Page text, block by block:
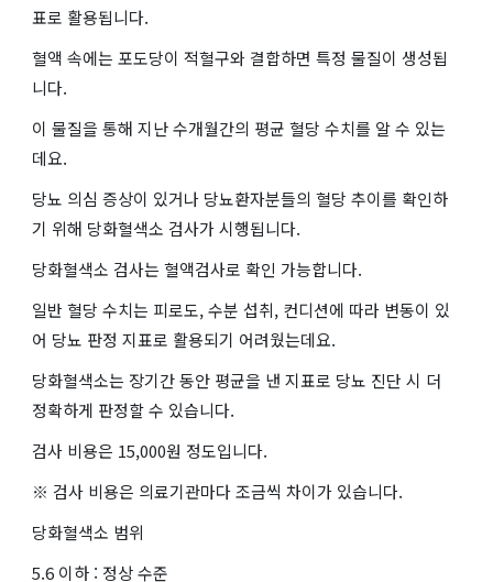
표로 활용됩니다.
혈액 속에는 포도당이 적혈구와 결합하면 특정 물질이 생성됩
니다.
이 물질을 통해 지난 수개월간의 평균 혈당 수치를 알 수 있는
데요.
당뇨 의심 증상이 있거나 당뇨환자분들의 혈당 추이를 확인하
기 위해 당화혈색소 검사가 시행됩니다.
당화혈색소 검사는 혈액검사로 확인 가능합니다.
일반 혈당 수치는 피로도, 수분 섭취, 컨디션에 따라 변동이 있
어 당뇨 판정 지표로 활용되기 어려웠는데요.
당화혈색소는 장기간 동안 평균을 낸 지표로 당뇨 진단 시 더
정확하게 판정할 수 있습니다.
검사 비용은 15,000원 정도입니다.
※ 검사 비용은 의료기관마다 조금씩 차이가 있습니다.
당화혈색소 범위
5.6 이하 : 정상 수준